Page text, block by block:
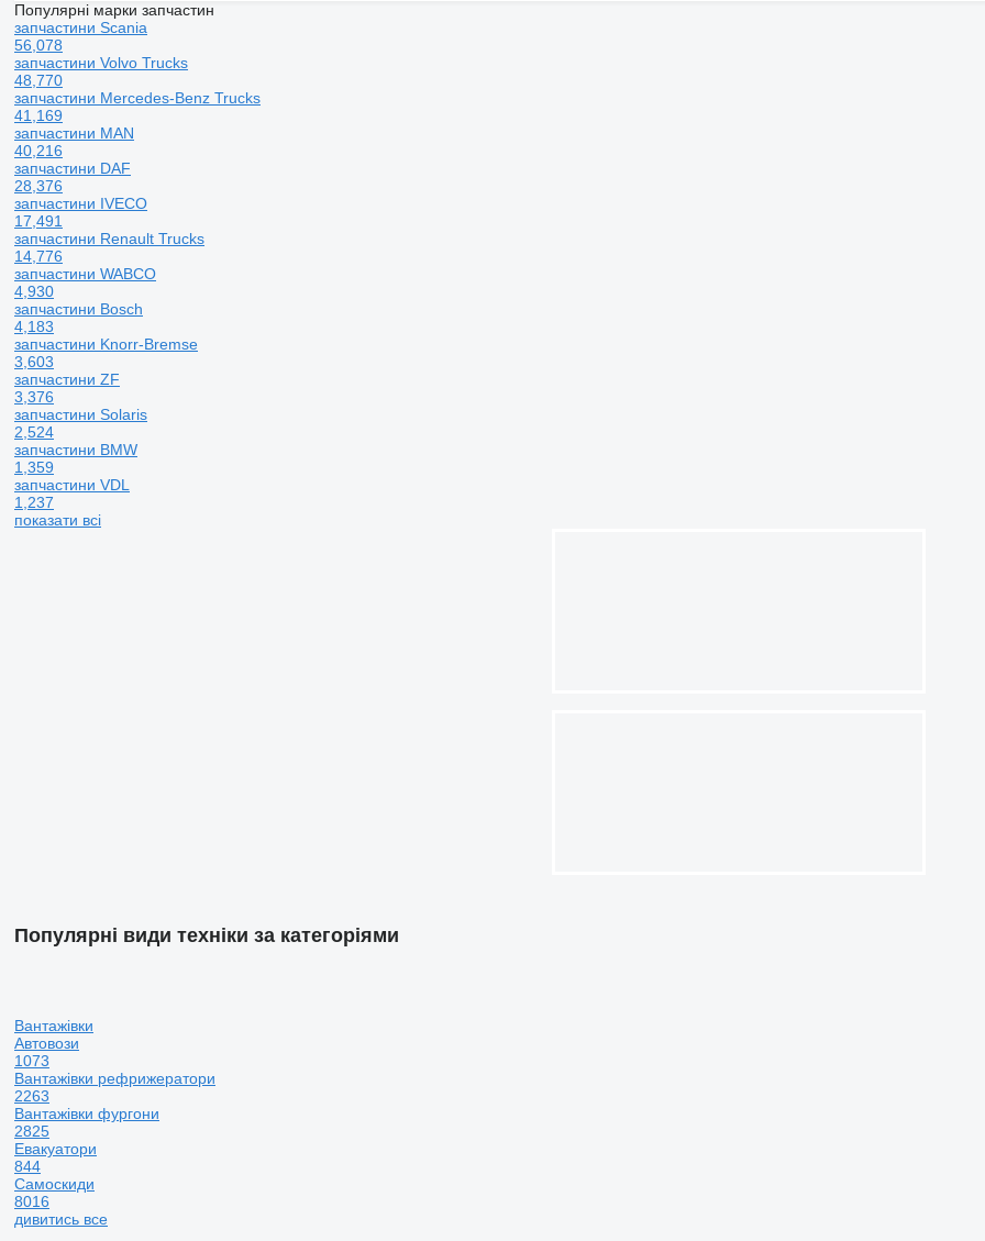
Популярні марки запчастин
запчастини Scania
56,078
запчастини Volvo Trucks
48,770
запчастини Mercedes-Benz Trucks
41,169
запчастини MAN
40,216
запчастини DAF
28,376
запчастини IVECO
17,491
запчастини Renault Trucks
14,776
запчастини WABCO
4,930
запчастини Bosch
4,183
запчастини Knorr-Bremse
3,603
запчастини ZF
3,376
запчастини Solaris
2,524
запчастини BMW
1,359
запчастини VDL
1,237
показати всі
Популярні види техніки за категоріями
Вантажівки
Автовози
1073
Вантажівки рефрижератори
2263
Вантажівки фургони
2825
Евакуатори
844
Самоскиди
8016
дивитись все